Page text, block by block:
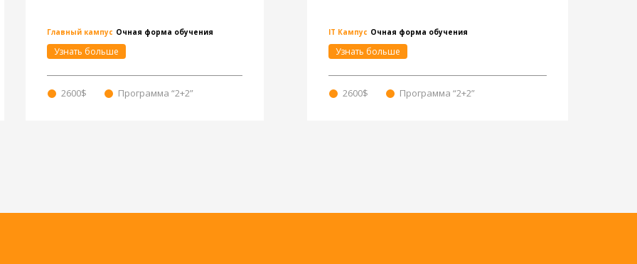
Главный кампус Очная форма обучения
Узнать больше
2600$ Программа “2+2”
IT Кампус Очная форма обучения
Узнать больше
2600$ Программа “2+2”